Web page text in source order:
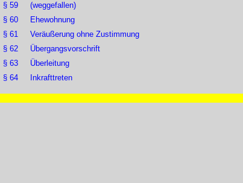
§ 59 (weggefallen)
§ 60 Ehewohnung
§ 61 Veräußerung ohne Zustimmung
§ 62 Übergangsvorschrift
§ 63 Überleitung
§ 64 Inkrafttreten